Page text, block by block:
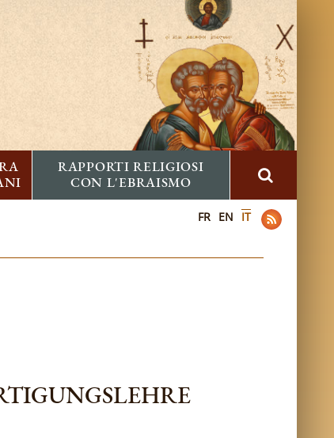
RAPPORTI RELIGIOSI
CON L'EBRAISMO
FR EN IT